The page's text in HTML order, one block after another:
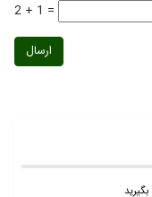
2 + 1 =
ارسال